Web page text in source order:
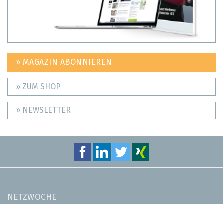
» MAGAZIN ABONNIEREN
» ZUM SHOP
» NEWSLETTER
NETZWOCHE